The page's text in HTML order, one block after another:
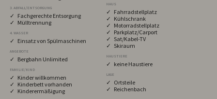
3. ABFALL/ENTSORGUNG
✓ Fachgerechte Entsorgung
✓ Mülltrennung
4. WASSER
✓ Einsatz von Spülmaschinen
ANGEBOTE
✓ Bergbahn Unlimited
FAMILIE/KIND
✓ Kinder willkommen
✓ Kinderbett vorhanden
✓ Kinderermäßigung
HAUS
✓ Fahrradstellplatz
✓ Kühlschrank
✓ Motorradstellplatz
✓ Parkplatz/Carport
✓ Sat/Kabel-TV
✓ Skiraum
HAUSTIERE
✓ keine Haustiere
LAGE
✓ Ortsteile
✓ Reichenbach